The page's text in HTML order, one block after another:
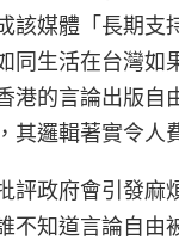
該媒體「長期
同生活在台灣
港的言論出版
其邏輯著實令人
評政府會引發
不知道言論自